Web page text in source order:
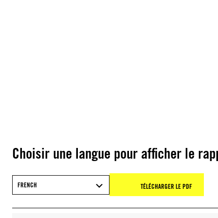
Choisir une langue pour afficher le
FRENCH TÉLÉCHARGER LE PDF